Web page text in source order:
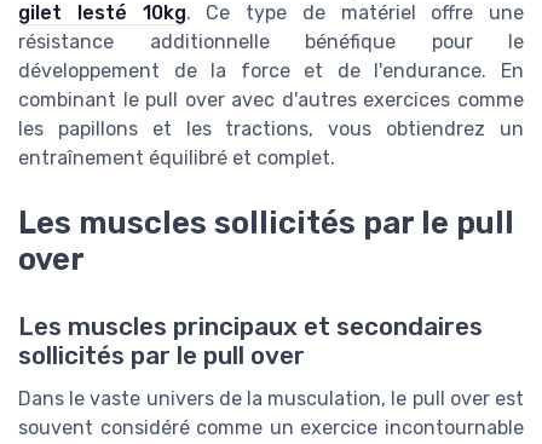
gilet lesté 10kg. Ce type de matériel offre une
résistance additionnelle bénéfique pour le
développement de la force et de l'endurance. En
combinant le pull over avec d'autres exercices comme
les papillons et les tractions, vous obtiendrez un
entraînement équilibré et complet.
Les muscles sollicités par le pull
over
Les muscles principaux et secondaires
sollicités par le pull over
Dans le vaste univers de la musculation, le pull over est
souvent considéré comme un exercice incontournable